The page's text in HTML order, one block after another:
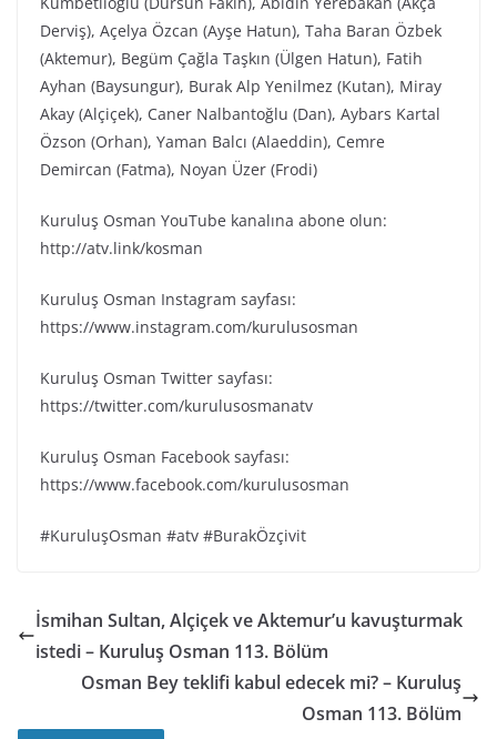
Derviş), Açelya Özcan (Ayşe Hatun), Taha Baran Özbek
(Aktemur), Begüm Çağla Taşkın (Ülgen Hatun), Fatih
Ayhan (Baysungur), Burak Alp Yenilmez (Kutan), Miray
Akay (Alçiçek), Caner Nalbantoğlu (Dan), Aybars Kartal
Özson (Orhan), Yaman Balcı (Alaeddin), Cemre
Demircan (Fatma), Noyan Üzer (Frodi)
Kuruluş Osman YouTube kanalına abone olun:
http://atv.link/kosman
Kuruluş Osman Instagram sayfası:
https://www.instagram.com/kurulusosman
Kuruluş Osman Twitter sayfası:
https://twitter.com/kurulusosmanatv
Kuruluş Osman Facebook sayfası:
https://www.facebook.com/kurulusosman
#KuruluşOsman #atv #BurakÖzçivit
İsmihan Sultan, Alçiçek ve Aktemur’u kavuşturmak
istedi – Kuruluş Osman 113. Bölüm
Osman Bey teklifi kabul edecek mi? – Kuruluş
Osman 113. Bölüm